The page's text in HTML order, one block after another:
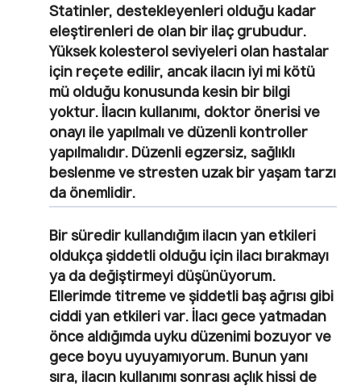
Statinler, destekleyenleri olduğu kadar
eleştirenleri de olan bir ilaç grubudur.
Yüksek kolesterol seviyeleri olan hastalar
için reçete edilir, ancak ilacın iyi mi kötü
mü olduğu konusunda kesin bir bilgi
yoktur. İlacın kullanımı, doktor önerisi ve
onayı ile yapılmalı ve düzenli kontroller
yapılmalıdır. Düzenli egzersiz, sağlıklı
beslenme ve stresten uzak bir yaşam tarzı
da önemlidir.
Bir süredir kullandığım ilacın yan etkileri
oldukça şiddetli olduğu için ilacı bırakmayı
ya da değiştirmeyi düşünüyorum.
Ellerimde titreme ve şiddetli baş ağrısı gibi
ciddi yan etkileri var. İlacı gece yatmadan
önce aldığımda uyku düzenimi bozuyor ve
gece boyu uyuyamıyorum. Bunun yanı
sıra, ilacın kullanımı sonrası açlık hissi de